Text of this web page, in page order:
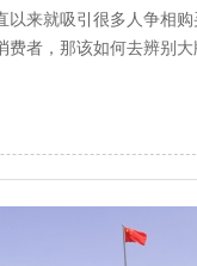
以来就吸引很多人争相
费者，那该如何去辨别